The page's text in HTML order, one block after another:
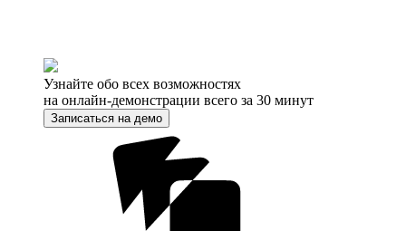
Узнайте обо всех возможностях
на онлайн-демонстрации всего за 30 минут
Записаться на демо